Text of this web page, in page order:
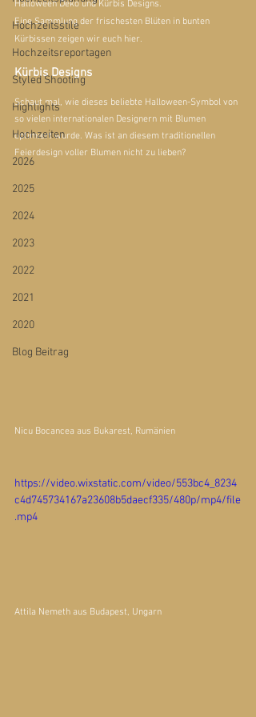
Hochzeitsstile
Hochzeitsreportagen
Styled Shooting
Highlights
Hochzeiten
2026
2025
2024
2023
2022
2021
2020
Blog Beitrag
Halloween Deko und Kürbis Designs.
Eine Sammlung der frischesten Blüten in bunten
Kürbissen zeigen wir euch hier.
Kürbis Designs
Schaut mal, wie dieses beliebte Halloween-Symbol von
so vielen internationalen Designern mit Blumen
optimiert wurde. Was ist an diesem traditionellen
Feierdesign voller Blumen nicht zu lieben?
Nicu Bocancea aus Bukarest, Rumänien
https://video.wixstatic.com/video/553bc4_8234
c4d745734167a23608b5daecf335/480p/mp4/file
.mp4
Attila Nemeth aus Budapest, Ungarn